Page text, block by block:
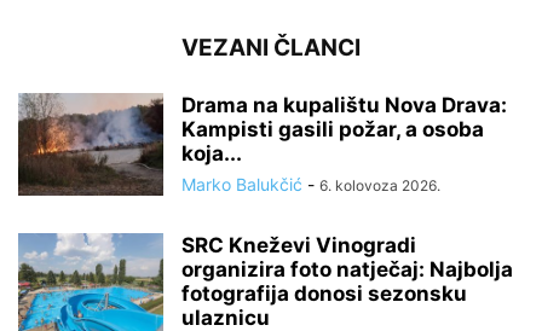
VEZANI ČLANCI
Drama na kupalištu Nova Drava:
Kampisti gasili požar, a osoba
koja...
Marko Balukčić - 6. kolovoza 2026.
SRC Kneževi Vinogradi
organizira foto natječaj: Najbolja
fotografija donosi sezonsku
ulaznicu